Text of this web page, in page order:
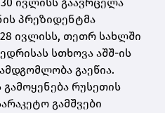
30 ივლისს გაავრცელა
პრეზიდენტმა
ივლისს, თეთრ სახლში
სთხოვა აშშ-ის
გაეწია.
გამოყენება რუსეთის
გამშვები